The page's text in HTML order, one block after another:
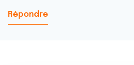
Répondre